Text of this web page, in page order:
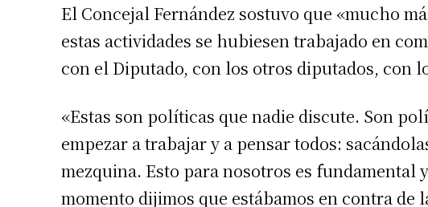
Dirección de correo
Apellidos
Número de teléfono
El Concejal Fernández sostuvo que «mucho
estas actividades se hubiesen trabajado en
con el Diputado, con los otros diputados, con
«Estas son políticas que nadie discute. Son
empezar a trabajar y a pensar todos:
mezquina. Esto para nosotros es fundamental
momento dijimos que estábamos en contra de